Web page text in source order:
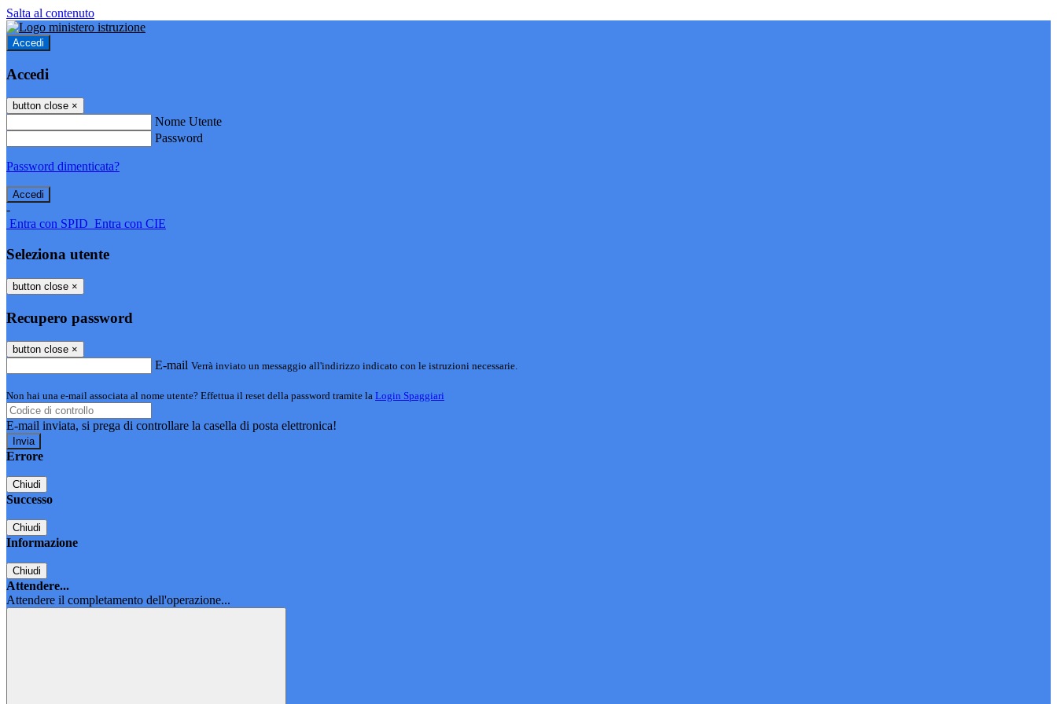
Salta al contenuto
Accedi
Accedi
button close ×
Nome Utente
Password
Password dimenticata?
-
Entra con SPID Entra con CIE
Seleziona utente
button close ×
Recupero password
button close ×
E-mail Verrà inviato un messaggio all'indirizzo indicato con le istruzioni necessarie.
Non hai una e-mail associata al nome utente? Effettua il reset della password tramite la Login Spaggiari
E-mail inviata, si prega di controllare la casella di posta elettronica!
Errore
Chiudi
Successo
Chiudi
Informazione
Chiudi
Attendere...
Attendere il completamento dell'operazione...